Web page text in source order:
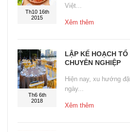
Th10 16th
2015
Việt...
Xêm thêm
Th6 6th
2018
LẬP KẾ HOẠCH
CHUYÊN NGHIỆP
Hiện nay, xu hướng
ngày...
Xêm thêm